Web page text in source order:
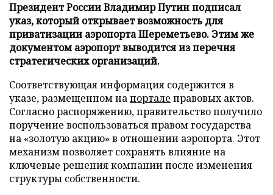
Президент России Владимир Путин подписал
указ, который открывает возможность для
приватизации аэропорта Шереметьево. Этим же
документом аэропорт выводится из перечня
стратегических организаций.
Соответствующая информация содержится в
указе, размещенном напортале правовых актов.
Согласно распоряжению, правительство получило
поручение воспользоваться правом государства
на «золотую акцию» в отношении аэропорта. Этот
механизм позволяет сохранять влияние на
ключевые решения компании после изменения
структуры собственности.